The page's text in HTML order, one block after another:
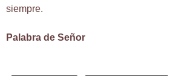
siempre.
Palabra de Señor